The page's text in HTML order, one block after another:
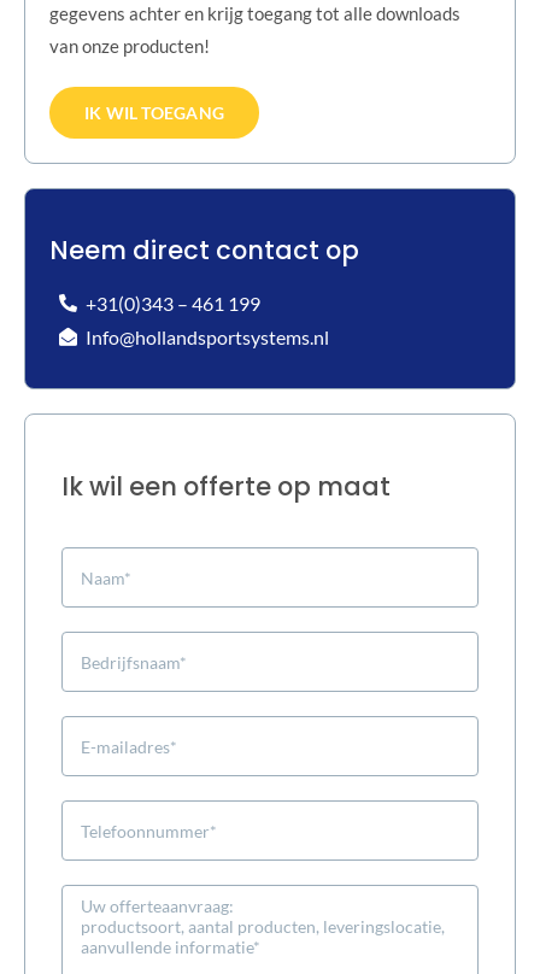
gegevens achter en krijg toegang tot alle downloads
van onze producten!
IK WIL TOEGANG
Neem direct contact op
+31(0)343 – 461 199
Info@hollandsportsystems.nl
Ik wil een offerte op maat